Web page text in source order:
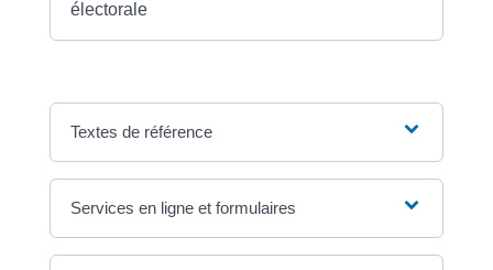
électorale
Textes de référence
Services en ligne et formulaires